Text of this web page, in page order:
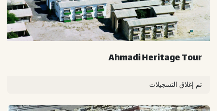
Ahmadi Heritage Tour
تم إغلاق التسجيلات